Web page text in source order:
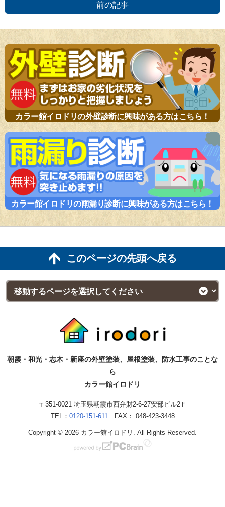
前の記事
カラー館イロドリの外壁診断に興味がある方はこちら！
カラー館イロドリの雨漏り診断に興味がある方はこちら！
このページの先頭へ戻る
朝霞・和光・志木・新座の外壁塗装、屋根塗装、防水工事のことな
ら
カラー館イロドリ
〒351-0021 埼玉県朝霞市西弁財2-6-27安部ビル2Ｆ
TEL： 0120-151-611 FAX： 048-423-3448
Copyright © 2026 カラー館イロドリ. All Rights Reserved.